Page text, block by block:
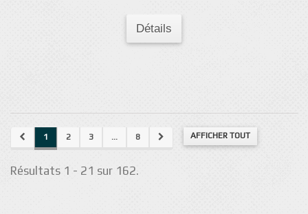
Détails
AFFICHER TOUT
1 2 3 ... 8
Résultats 1 - 21 sur 162.